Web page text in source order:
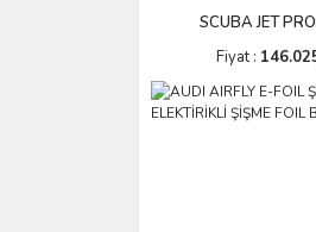
SCUBA JET
Fiyat :